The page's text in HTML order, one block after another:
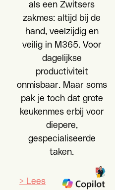
als een Zwitsers
zakmes: altijd bij de
hand, veelzijdig en
veilig in M365. Voor
dagelijkse
productiviteit
onmisbaar. Maar soms
pak je toch dat grote
keukenmes erbij voor
diepere,
gespecialiseerde
taken.
> Lees